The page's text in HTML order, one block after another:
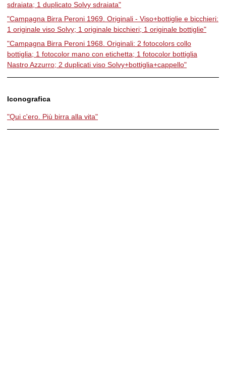
sdraiata; 1 duplicato Solvy sdraiata"
"Campagna Birra Peroni 1969. Originali - Viso+bottiglie e bicchieri:
1 originale viso Solvy; 1 originale bicchieri; 1 originale bottiglie"
"Campagna Birra Peroni 1968. Originali: 2 fotocolors collo
bottiglia; 1 fotocolor mano con etichetta; 1 fotocolor bottiglia
Nastro Azzurro; 2 duplicati viso Solvy+bottiglia+cappello"
Iconografica
"Qui c'ero. Più birra alla vita"